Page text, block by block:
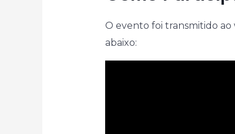
O evento foi transmitido ao
abaixo: